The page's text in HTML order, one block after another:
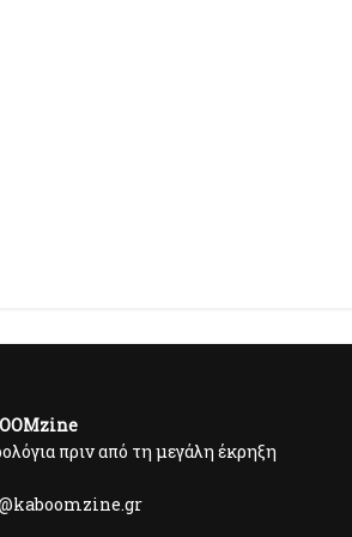
πριν από τη μεγάλη έκρηξη